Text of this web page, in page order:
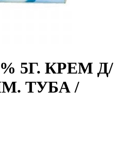
5Г. КРЕМ Д/
ТУБА /